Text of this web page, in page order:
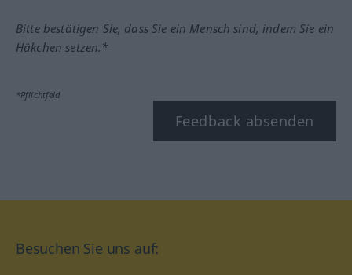
Bitte bestätigen Sie, dass Sie ein Mensch sind, indem Sie ein
Häkchen setzen.*
*Pflichtfeld
Feedback absenden
Besuchen Sie uns auf: